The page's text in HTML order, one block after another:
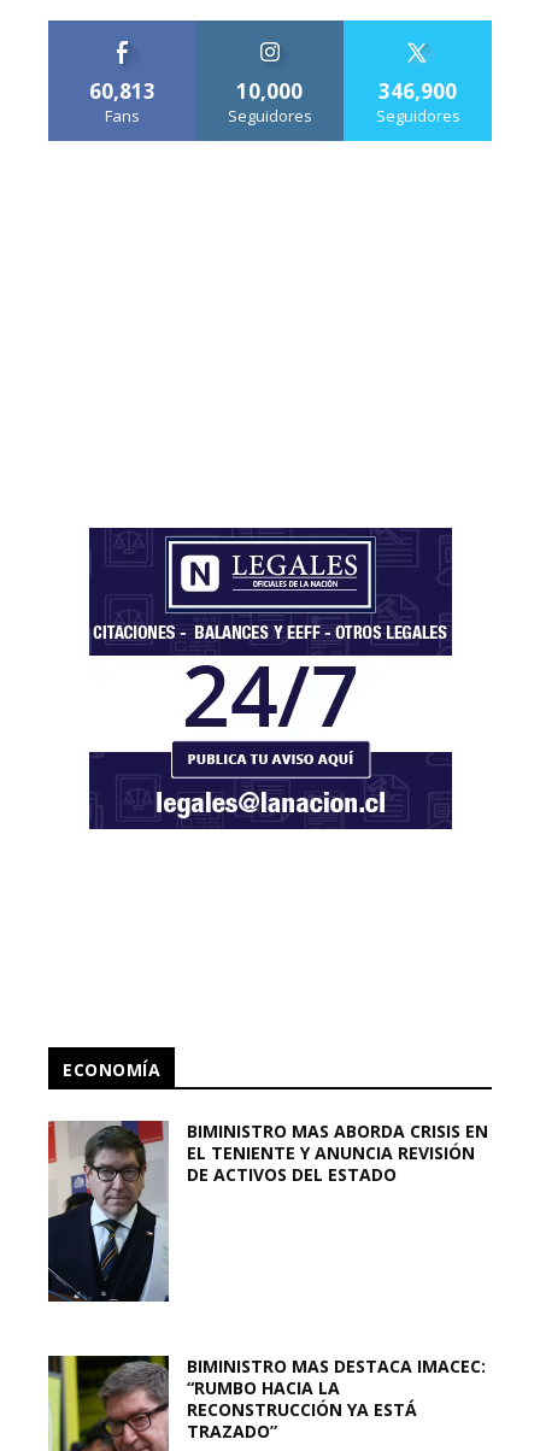
60,813
Fans
10,000
Seguidores
346,900
Seguidores
ECONOMÍA
BIMINISTRO MAS ABORDA CRISIS EN
EL TENIENTE Y ANUNCIA REVISIÓN
DE ACTIVOS DEL ESTADO
BIMINISTRO MAS DESTACA IMACEC:
“RUMBO HACIA LA
RECONSTRUCCIÓN YA ESTÁ
TRAZADO”